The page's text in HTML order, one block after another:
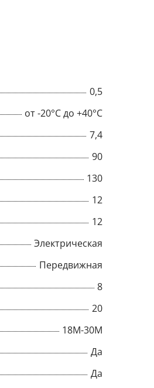
0,5
от -20°C до +40°C
7,4
90
130
12
12
Электрическая
Передвижная
8
20
18M-30M
Да
Да